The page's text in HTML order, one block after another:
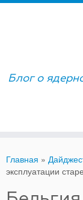
Skip
Блог о
Главная »
эксплуатации